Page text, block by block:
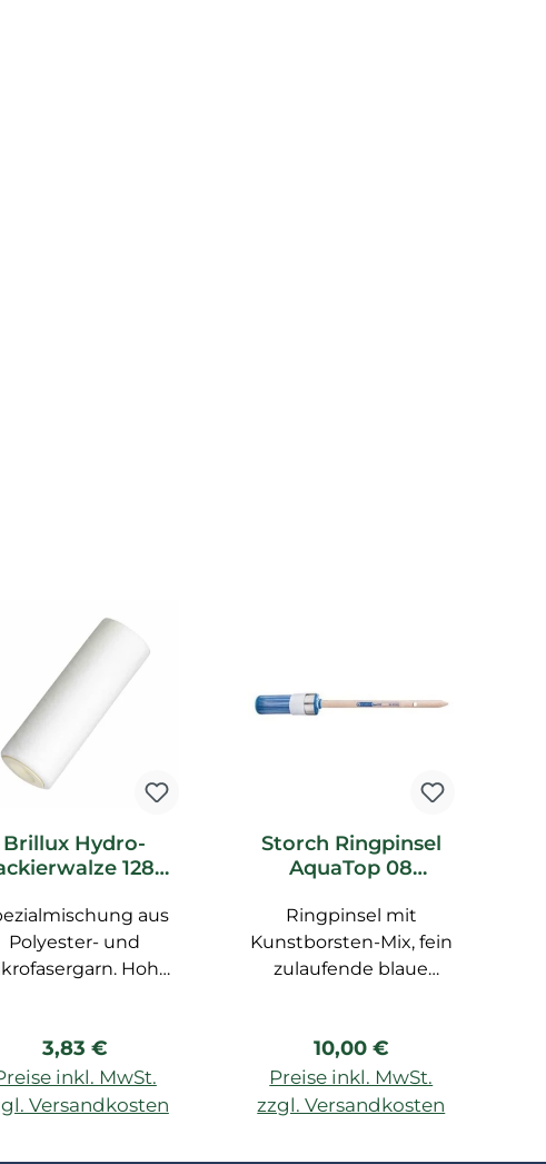
Brillux Hydro-
1288
10cm PROFI _L
aus
Polyester- und
Hohe
Oberflächenfinish
die feine und
dichte
Regulärer Preis:
3,83 €
inkl. MwSt.
Versandkosten
Storch Ringpinsel
AquaTop 08
blau PROFI
Ringpinsel mit
Kunstborsten-Mix, fein
zulaufende blaue
geeignet für alle
Wasserbasierten
Farben und Lacke,
Regulärer Preis:
10,00 €
Preise inkl. MwSt.
zzgl. Versandkosten